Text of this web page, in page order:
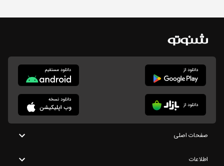
صفحات اصلی
اطلاعات